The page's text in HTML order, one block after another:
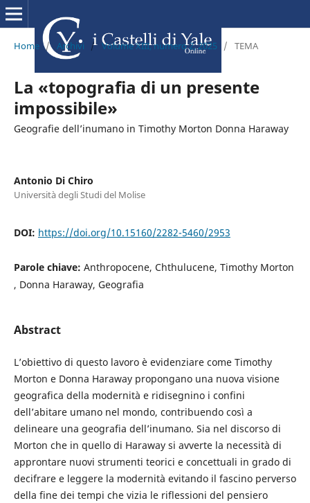
Home / Archivi / Volume XIII, numero 2, 2025 / TEMA
La «topografia di un presente
impossibile»
Geografie dell’inumano in Timothy Morton Donna Haraway
Antonio Di Chiro
Università degli Studi del Molise
DOI: https://doi.org/10.15160/2282-5460/2953
Parole chiave: Anthropocene, Chthulucene, Timothy Morton
, Donna Haraway, Geografia
Abstract
L’obiettivo di questo lavoro è evidenziare come Timothy
Morton e Donna Haraway propongano una nuova visione
geografica della modernità e ridisegnino i confini
dell’abitare umano nel mondo, contribuendo così a
delineare una geografia dell’inumano. Sia nel discorso di
Morton che in quello di Haraway si avverte la necessità di
approntare nuovi strumenti teorici e concettuali in grado di
decifrare e leggere la modernità evitando il fascino perverso
della fine dei tempi che vizia le riflessioni del pensiero